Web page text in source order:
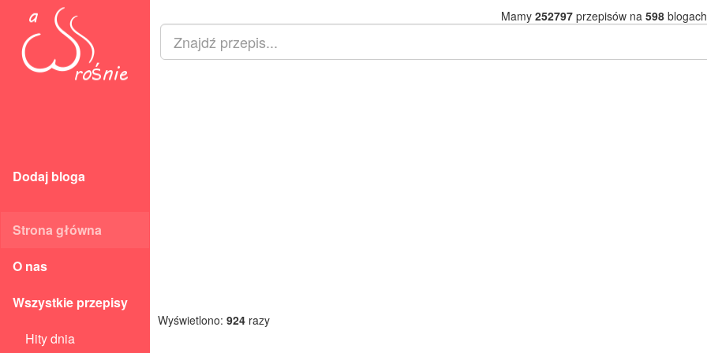
Dodaj bloga
Strona główna
O nas
Wszystkie przepisy
Hity dnia
Mamy 252797przepisów na 598
Wyświetlono: 924 razy